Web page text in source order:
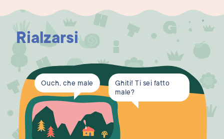
Rialzarsi
Ouch, che male
Ghiti! Ti sei fatto
male?